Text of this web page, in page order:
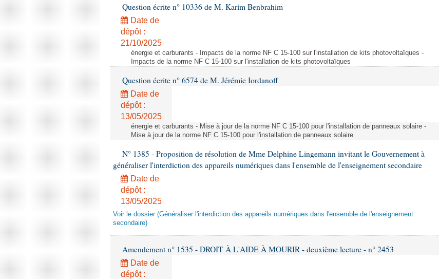
Question écrite n° 10336 de M. Karim Benbrahim
Date de
dépôt :
21/10/2025
énergie et carburants - Impacts de la norme NF C 15-100 sur l'installation de kits photovoltaïques -
Impacts de la norme NF C 15-100 sur l'installation de kits photovoltaïques
Question écrite n° 6574 de M. Jérémie Iordanoff
Date de
dépôt :
13/05/2025
énergie et carburants - Mise à jour de la norme NF C 15-100 pour l'installation de panneaux solaire -
Mise à jour de la norme NF C 15-100 pour l'installation de panneaux solaire
N° 1385 - Proposition de résolution de Mme Delphine Lingemann invitant le Gouvernement à
généraliser l'interdiction des appareils numériques dans l'ensemble de l'enseignement secondaire
Date de
dépôt :
13/05/2025
Voir le dossier (Généraliser l'interdiction des appareils numériques dans l'ensemble de l'enseignement
secondaire)
Amendement n° 1535 - DROIT À L'AIDE À MOURIR - deuxième lecture - n° 2453
Date de
dépôt :